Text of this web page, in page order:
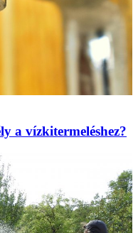
a vízkitermeléshez?